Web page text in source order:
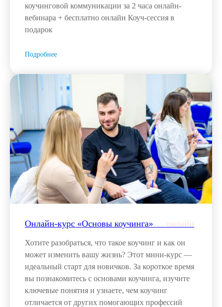
коучинговой коммуникации за 2 часа онлайн-
вебинара + бесплатно онлайн Коуч-сессия в
подарок
Подробнее
Онлайн-курс «Основы коучинга»___ онлайн
Хотите разобраться, что такое коучинг и как он
может изменить вашу жизнь? Этот мини-курс —
идеальный старт для новичков. За короткое время
вы познакомитесь с основами коучинга, изучите
ключевые понятия и узнаете, чем коучинг
отличается от других помогающих профессий